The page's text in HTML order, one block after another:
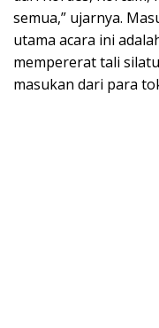
semua,” ujarnya.
utama acara ini
mempererat tali
masukan dari para